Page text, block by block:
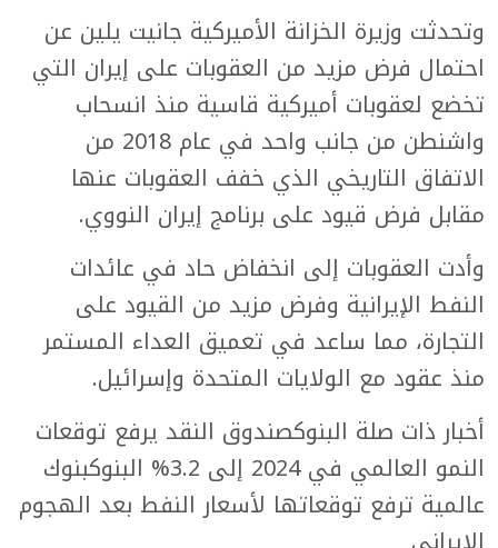
وتحدثت وزيرة الخزانة الأميركية جانيت يلين عن
احتمال فرض مزيد من العقوبات على إيران التي
تخضع لعقوبات أميركية قاسية منذ انسحاب
واشنطن من جانب واحد في عام 2018 من
الاتفاق التاريخي الذي خفف العقوبات عنها
مقابل فرض قيود على برنامج إيران النووي.
وأدت العقوبات إلى انخفاض حاد في عائدات
النفط الإيرانية وفرض مزيد من القيود على
التجارة، مما ساعد في تعميق العداء المستمر
منذ عقود مع الولايات المتحدة وإسرائيل.
أخبار ذات صلة البنوكصندوق النقد يرفع توقعات
النمو العالمي في 2024 إلى 3.2% البنوكبنوك
عالمية ترفع توقعاتها لأسعار النفط بعد الهجوم